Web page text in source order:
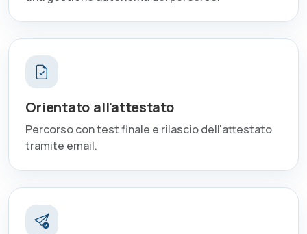
Orientato all'attestato
Percorso con test finale e rilascio dell'attestato
tramite email.